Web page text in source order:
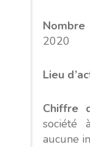
2020
Lieu
Chiffre
société
aucune